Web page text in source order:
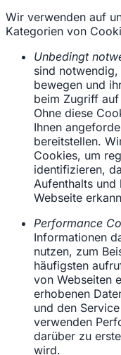
Wir verwenden auf
Kategorien von
Unbedingt
sind
bewegen und
beim Zugriff
Ohne diese
Ihnen
bereitstellen.
Cookies, um
identifizieren,
Aufenthalts und
Webseite
Performance
Informationen
nutzen, zum
häufigsten
von Webseiten
erhobenen
und den
verwenden
darüber zu
wird.